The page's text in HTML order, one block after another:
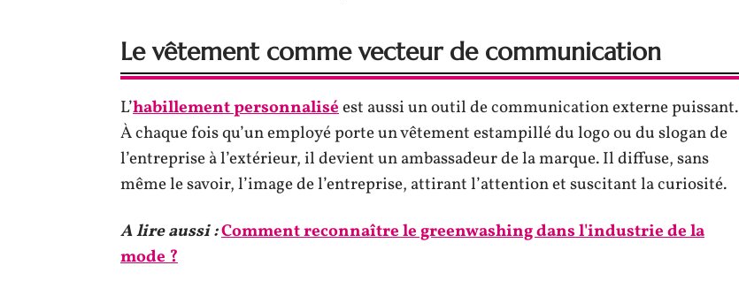
Le vêtement comme vecteur de communication
L’habillement personnaliséest aussi un outil de communication externe puissant.
À chaque fois qu’un employé porte un vêtement estampillé du logo ou du slogan de
l’entreprise à l’extérieur, il devient un ambassadeur de la marque. Il diffuse, sans
même le savoir, l’image de l’entreprise, attirant l’attention et suscitant la curiosité.
A lire aussi :Comment reconnaître le greenwashing dans l'industrie de la
mode ?